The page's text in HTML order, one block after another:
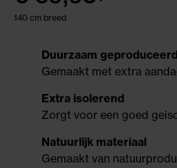
140 cm breed
Duurzaam geproduceerd
Gemaakt met extra
Extra isolerend
Zorgt voor een goed
Natuurlijk materiaal
Gemaakt van